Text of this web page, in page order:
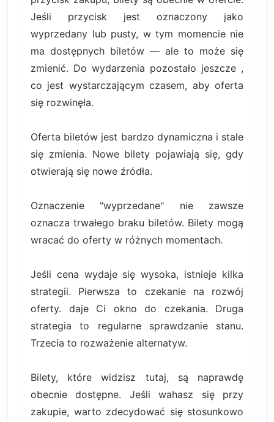
Jeśli przycisk jest oznaczony jako
wyprzedany lub pusty, w tym momencie nie
ma dostępnych biletów — ale to może się
zmienić. Do wydarzenia pozostało jeszcze ,
co jest wystarczającym czasem, aby oferta
się rozwinęła.
Oferta biletów jest bardzo dynamiczna i stale
się zmienia. Nowe bilety pojawiają się, gdy
otwierają się nowe źródła.
Oznaczenie "wyprzedane" nie zawsze
oznacza trwałego braku biletów. Bilety mogą
wracać do oferty w różnych momentach.
Jeśli cena wydaje się wysoka, istnieje kilka
strategii. Pierwsza to czekanie na rozwój
oferty. daje Ci okno do czekania. Druga
strategia to regularne sprawdzanie stanu.
Trzecia to rozważenie alternatyw.
Bilety, które widzisz tutaj, są naprawdę
obecnie dostępne. Jeśli wahasz się przy
zakupie, warto zdecydować się stosunkowo